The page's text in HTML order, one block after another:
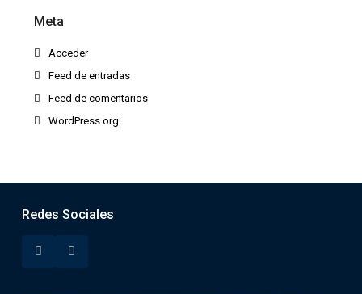
Meta
Acceder
Feed de entradas
Feed de comentarios
WordPress.org
Redes Sociales